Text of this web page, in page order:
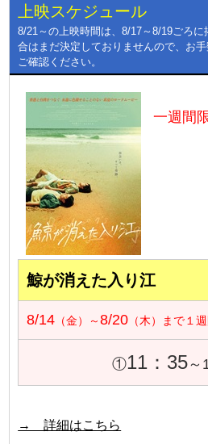
上映スケジュール
8/21～の上映時間は、8/17～8/19ごろ
合はまだ決定しておりませんので、お
ご確認ください。
一週間
鯨が消えた入り江
8/14 （金）～8/20 （木）まで１
①11：35～
→ 詳細はこちら